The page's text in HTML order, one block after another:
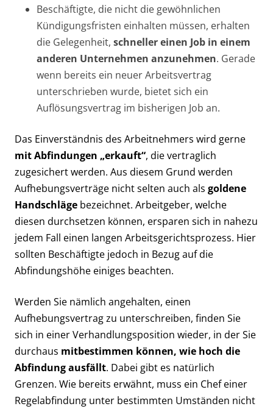
Beschäftigte, die nicht die gewöhnlichen
Kündigungsfristen einhalten müssen, erhalten
die Gelegenheit, schneller einen Job in einem
anderen Unternehmen anzunehmen. Gerade
wenn bereits ein neuer Arbeitsvertrag
unterschrieben wurde, bietet sich ein
Auflösungsvertrag im bisherigen Job an.
Das Einverständnis des Arbeitnehmers wird gerne
mit Abfindungen „erkauft“, die vertraglich
zugesichert werden. Aus diesem Grund werden
Aufhebungsverträge nicht selten auch als goldene
Handschläge bezeichnet. Arbeitgeber, welche
diesen durchsetzen können, ersparen sich in nahezu
jedem Fall einen langen Arbeitsgerichtsprozess. Hier
sollten Beschäftigte jedoch in Bezug auf die
Abfindungshöhe einiges beachten.
Werden Sie nämlich angehalten, einen
Aufhebungsvertrag zu unterschreiben, finden Sie
sich in einer Verhandlungsposition wieder, in der Sie
durchaus mitbestimmen können, wie hoch die
Abfindung ausfällt. Dabei gibt es natürlich
Grenzen. Wie bereits erwähnt, muss ein Chef einer
Regelabfindung unter bestimmten Umständen nicht